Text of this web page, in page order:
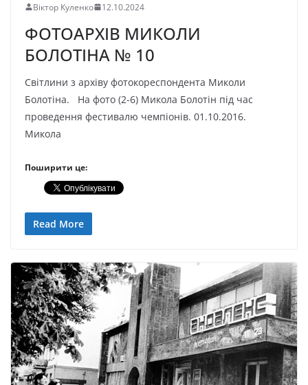
Віктор Куленко 12.10.2024
ФОТОАРХІВ МИКОЛИ
БОЛОТІНА № 10
Світлини з архіву фотокореспондента Миколи
Болотіна. На фото (2-6) Микола Болотін під час
проведення фестивалю чемпіонів. 01.10.2016.
Микола
Поширити це:
Read More